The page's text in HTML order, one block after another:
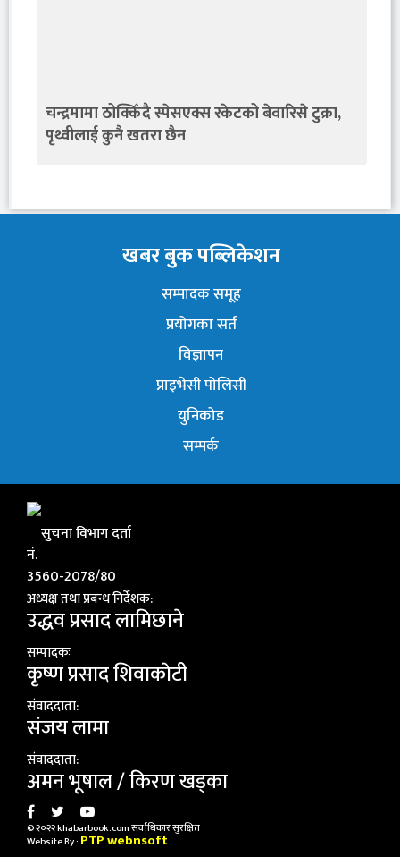
चन्द्रमामा ठोक्किँदै स्पेसएक्स रकेटको बेवारिसे टुक्रा,
पृथ्वीलाई कुनै खतरा छैन
खबर बुक पब्लिकेशन
सम्पादक समूह
प्रयोगका सर्त
विज्ञापन
प्राइभेसी पोलिसी
युनिकोड
सम्पर्क
सुचना विभाग दर्ता
नं.
3560-2078/80
अध्यक्ष तथा प्रबन्ध निर्देशक:
उद्धव प्रसाद लामिछाने
सम्पादकः
कृष्ण प्रसाद शिवाकाेटी
संवाददाता:
संजय लामा
संवाददाता:
अमन भूषाल / किरण खड्का
© २०२२ khabarbook.com सर्वाधिकार सुरक्षित
Website By : PTP webnsoft